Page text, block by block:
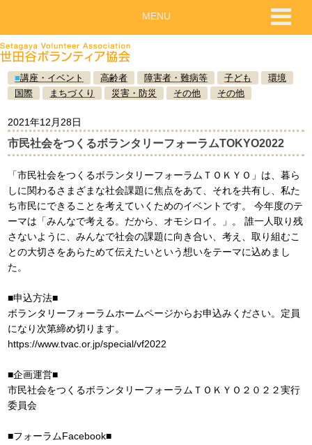
■講座・イベント 高齢者 障害者・難病等 子ども
環境
国際
まちづくり 災害・防災 その他 その他
2021年12月28日
市民社会をつくるボランタリーフォーラムTOKYO2022
「市民社会をつくるボランタリーフォーラムＴＯＫＹＯ」は、暮ら
しに関わるさまざまな社会課題に焦点をあて、それを共有し、私た
ち市民にできることを考えていくためのイベントです。 今年度のテ
ーマは「みんなで考える。だから、オモシロイ。」。 誰一人取り残
さないように、みんなで社会の課題に向き合い、考え、取り組むこ
との大切さをあらためて伝えたいという想いをテーマに込めまし
た。
■申込方法■
ボランタリーフォーラムホームページからお申込みください。定員
になり次第締め切ります。
https://www.tvac.or.jp/special/vf2022
■企画運営■
市民社会をつくるボランタリーフォーラムＴＯＫＹＯ２０２２実行
委員会
■フォーラムFacebook■
MENU